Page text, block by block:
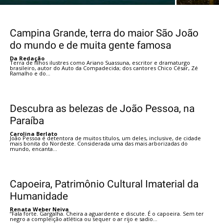
Campina Grande, terra do maior São João
do mundo e de muita gente famosa
Da Redação
Terra de filhos ilustres como Ariano Suassuna, escritor e dramaturgo
brasileiro, autor do Auto da Compadecida; dos cantores Chico César, Zé
Ramalho e do...
Descubra as belezas de João Pessoa, na
Paraíba
Carolina Berlato
João Pessoa é detentora de muitos títulos, um deles, inclusive, de cidade
mais bonita do Nordeste. Considerada uma das mais arborizadas do
mundo, encanta...
Capoeira, Patrimônio Cultural Imaterial da
Humanidade
Renata Weber Neiva
“Fala forte. Gargalha. Cheira a aguardente e discute. É o capoeira. Sem ter
negro a compleição atlética ou sequer o ar rijo e sadio...